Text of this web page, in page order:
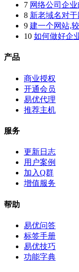
7 网络公司企
8 新老域名对
9 建一个网站,
10 如何做好企
产品
商业授权
开通会员
易优代理
推荐主机
服务
更新日志
用户案例
加入Q群
增值服务
帮助
易优问答
标签手册
易优技巧
功能字典